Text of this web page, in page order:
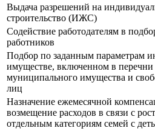
Выдача разрешений на
строительство (ИЖС)
Содействие работодателям в
работников
Подбор по заданным параметрам
имуществе, включенном в перечни
муниципального имущества и
лиц
Назначение ежемесячной
возмещение расходов в связи с
отдельным категориям семей с